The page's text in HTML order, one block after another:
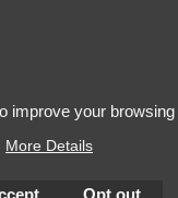
improve your
More Details
Opt out